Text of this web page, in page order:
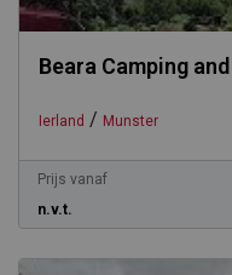
Beara Camping
Ierland / Munster
Prijs vanaf
n.v.t.